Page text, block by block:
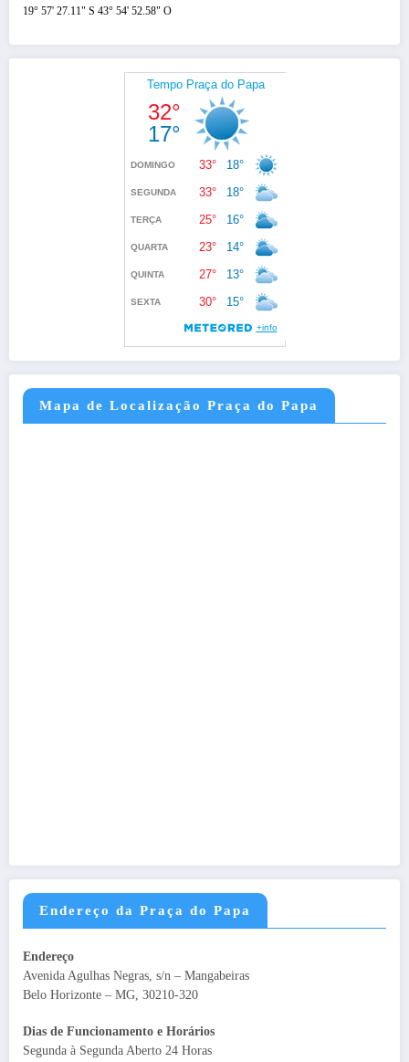
19° 57' 27.11" S 43° 54' 52.58" O
Mapa de Localização Praça do Papa
Endereço da Praça do Papa
Endereço
Avenida Agulhas Negras, s/n – Mangabeiras
Belo Horizonte – MG, 30210-320
Dias de Funcionamento e Horários
Segunda à Segunda Aberto 24 Horas